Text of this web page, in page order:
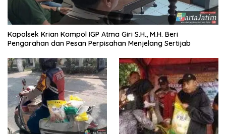
Kapolsek Krian Kompol IGP Atma Giri S.H., M.H. Beri
Pengarahan dan Pesan Perpisahan Menjelang Sertijab